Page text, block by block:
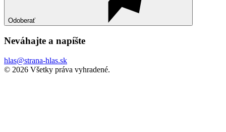
Odoberať
Neváhajte a napíšte
hlas@strana-hlas.sk
©️ 2026 Všetky práva vyhradené.